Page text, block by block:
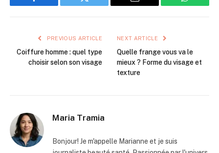
Facebook Twitter Email
PREVIOUS ARTICLE
Coiffure homme : quel type
choisir selon son visage
NEXT ARTICLE
Quelle frange vous va le
mieux ? Forme du visage et
texture
Maria Tramia
Bonjour! Je m'appelle Marianne et je suis